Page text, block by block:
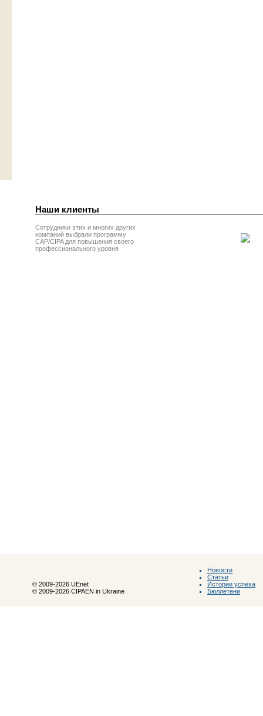
Наши клиенты
Сотрудники этих и многих других
компаний выбрали программу
CAP/CIPA для повышения своего
профессионального уровня
© 2009-2026 UEnet
© 2009-2026 CIPAEN in Ukraine
Новости
Статьи
Истории успеха
Бюллетени